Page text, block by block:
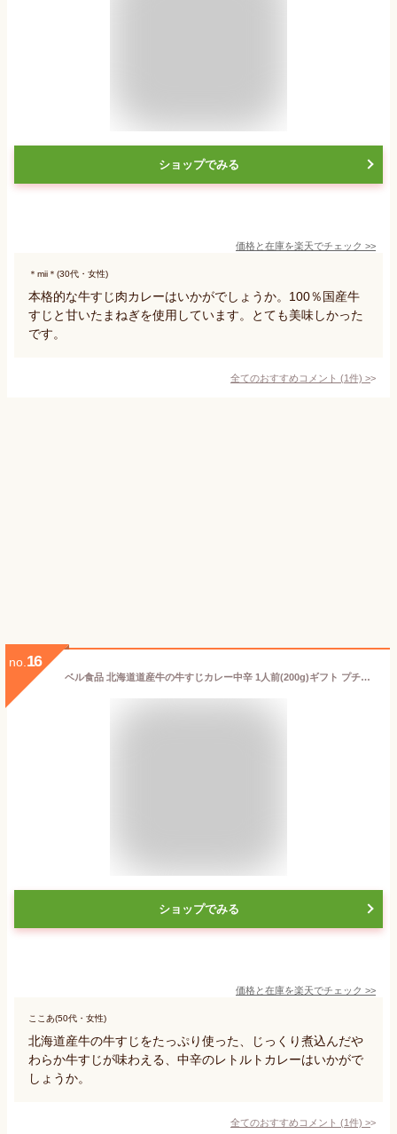
ショップでみる
価格と在庫を楽天でチェック >>
＊mii＊(30代・女性)
本格的な牛すじ肉カレーはいかがでしょうか。100％国産牛
すじと甘いたまねぎを使用しています。とても美味しかった
です。
全てのおすすめコメント (1件) >
no. 16
ベル食品 北海道道産牛の牛すじカレー中辛 1人前(200g)ギフト プチギフト 500円以下 お菓子以外 アウトドア キャンプ キャンプ飯 レトルトカレー ルーカレー
ショップでみる
価格と在庫を楽天でチェック >>
ここあ(50代・女性)
北海道産牛の牛すじをたっぷり使った、じっくり煮込んだや
わらか牛すじが味わえる、中辛のレトルトカレーはいかがで
しょうか。
全てのおすすめコメント (1件) >